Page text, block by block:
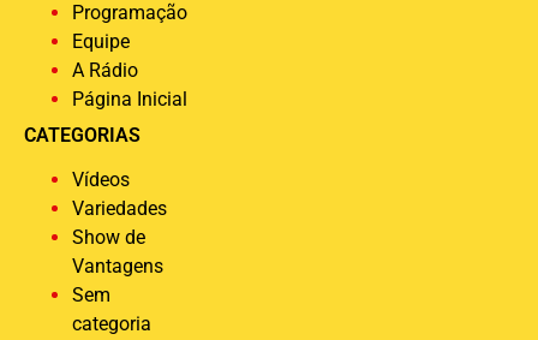
Programação
Equipe
A Rádio
Página Inicial
CATEGORIAS
Vídeos
Variedades
Show de
Vantagens
Sem
categoria